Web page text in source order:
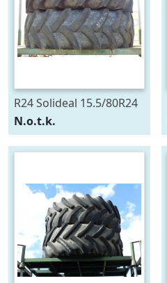
R24 Solideal 15.5/80R24
N.o.t.k.